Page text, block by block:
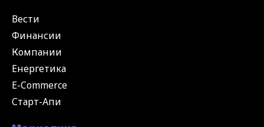
Вести
Финансии
Компании
Енергетика
E-Commerce
Старт-Апи